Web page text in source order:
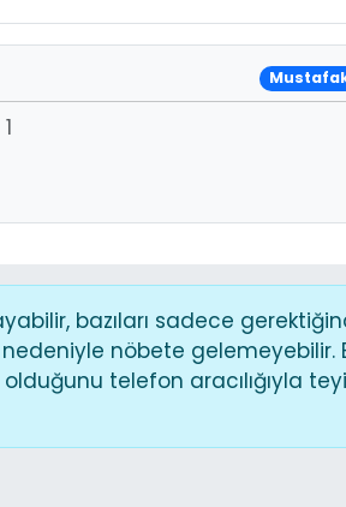
bazıları sadece
nöbete gelemeyebilir.
telefon aracılığıyla